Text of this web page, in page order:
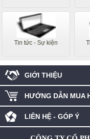
Tin tức - Sự kiện
GIỚI THIỆU
HƯỚNG DẪN MUA
LIÊN HỆ - GÓP Ý